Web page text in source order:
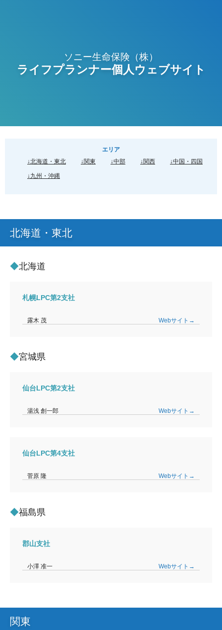
ソニー生命保険（株）
ライフプランナー個人ウェブサイト
エリア
↓北海道・東北
↓関東 ↓中部 ↓関西 ↓中国・四国
↓九州・沖縄
北海道・東北
北海道
札幌LPC第2支社
露木 茂 Webサイト→
宮城県
仙台LPC第2支社
湯浅 創一郎 Webサイト→
仙台LPC第4支社
菅原 隆 Webサイト→
福島県
郡山支社
小澤 准一 Webサイト→
関東